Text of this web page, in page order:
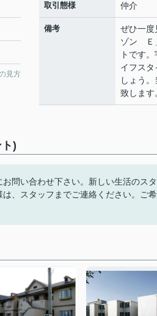
見方
取引態様 仲介
備考
ぜひ一
ゾン Ｅ
トです
イフス
しょう
致します
)
問い合わせ下さい。新しい生活のス
、スタッフまでご連絡ください。ご